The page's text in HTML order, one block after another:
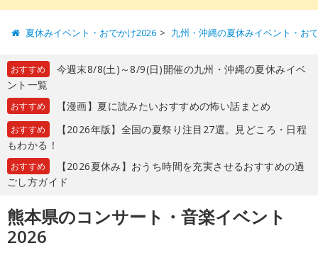
夏休みイベント・おでかけ2026 九州・沖縄の夏休みイベント・お
おすすめ
今週末8/8(土)～8/9(日)開催の九州・沖縄の夏休みイベ
ント一覧
おすすめ 【漫画】夏に読みたいおすすめの怖い話まとめ
おすすめ
【2026年版】全国の夏祭り注目27選。見どころ・日程
もわかる！
おすすめ
【2026夏休み】おうち時間を充実させるおすすめの過
ごし方ガイド
熊本県のコンサート・音楽イベント
2026